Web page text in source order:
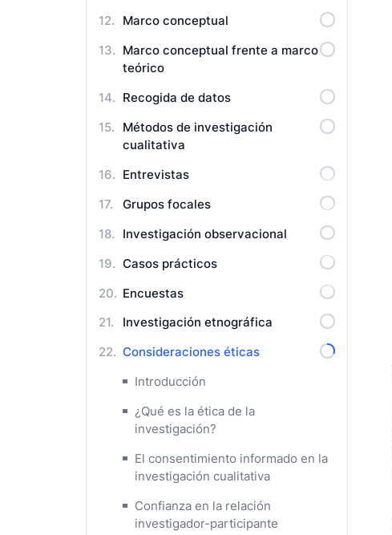
Marco conceptual
Marco conceptual frente a marco
teórico
Recogida de datos
Métodos de investigación
cualitativa
Entrevistas
Grupos focales
Investigación observacional
Casos prácticos
Encuestas
Investigación etnográfica
Consideraciones éticas
Introducción
¿Qué es la ética de la
investigación?
El consentimiento informado en la
investigación cualitativa
Confianza en la relación
investigador-participante